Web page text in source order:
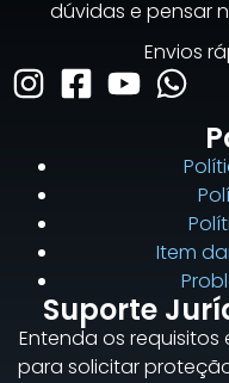
dúvidas e pensar
Envios
Item
Suporte
Entenda os
para solicitar